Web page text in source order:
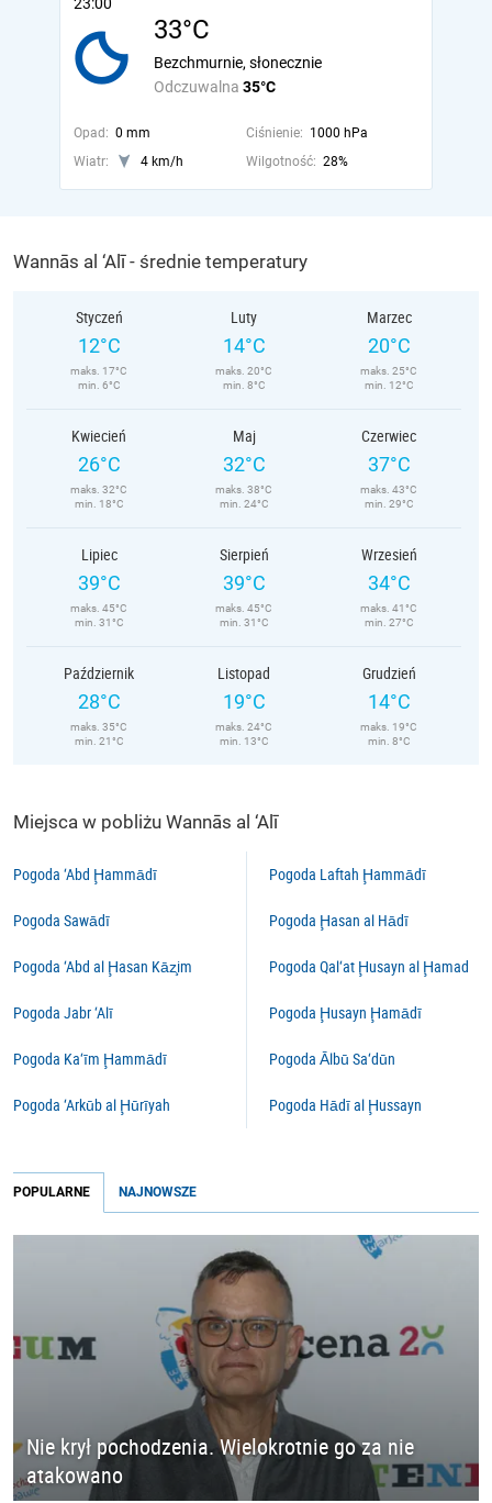
33°C
Odczuwalna 35°C
Bezchmurnie, słonecznie
Opad: 0 mm Ciśnienie: 1000 hPa
Wiatr:
4 km/h Wilgotność: 28%
Wannās al ‘Alī - średnie temperatury
Styczeń
12°C
maks. 17°C
min. 6°C
Luty
14°C
maks. 20°C
min. 8°C
Marzec
20°C
maks. 25°C
min. 12°C
Kwiecień
26°C
maks. 32°C
min. 18°C
Maj
32°C
maks. 38°C
min. 24°C
Czerwiec
37°C
maks. 43°C
min. 29°C
Lipiec
39°C
maks. 45°C
min. 31°C
Sierpień
39°C
maks. 45°C
min. 31°C
Wrzesień
34°C
maks. 41°C
min. 27°C
Październik
28°C
maks. 35°C
min. 21°C
Listopad
19°C
maks. 24°C
min. 13°C
Grudzień
14°C
maks. 19°C
min. 8°C
Miejsca w pobliżu Wannās al ‘Alī
Pogoda ‘Abd Ḩammādī
Pogoda Sawādī
Pogoda ‘Abd al Ḩasan Kāz̧im
Pogoda Jabr ‘Alī
Pogoda Ka‘īm Ḩammādī
Pogoda ‘Arkūb al Ḩūrīyah
Pogoda Laftah Ḩammādī
Pogoda Ḩasan al Hādī
Pogoda Qal‘at Ḩusayn al Ḩamad
Pogoda Ḩusayn Ḩamādī
Pogoda Ālbū Sa‘dūn
Pogoda Hādī al Ḩussayn
POPULARNE NAJNOWSZE
Nie krył pochodzenia. Wielokrotnie go za nie
atakowano